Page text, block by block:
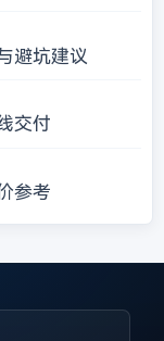
避坑建议
交付
参考